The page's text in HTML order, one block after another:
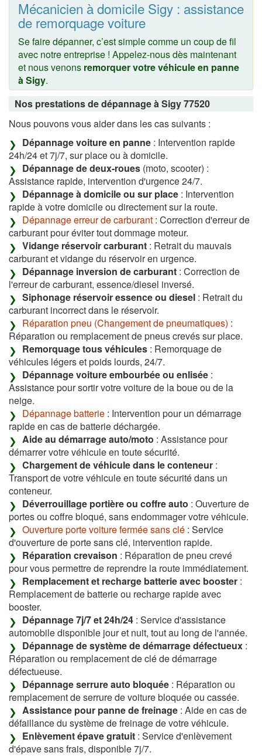
Mécanicien à domicile Sigy : assistance
de remorquage voiture
Se faire dépanner, c’est simple comme un coup de fil
avec notre entreprise ! Appelez-nous dès maintenant
et nous venons remorquer votre véhicule en panne
à Sigy.
Nos prestations de dépannage à Sigy 77520
Nous pouvons vous aider dans les cas suivants :
Dépannage voiture en panne : Intervention rapide
24h/24 et 7j/7, sur place ou à domicile.
Dépannage de deux-roues (moto, scooter) :
Assistance rapide, intervention d'urgence 24/7.
Dépannage à domicile ou sur place : Intervention
rapide à votre domicile ou directement sur la route.
Dépannage erreur de carburant : Correction d'erreur de
carburant pour éviter tout dommage moteur.
Vidange réservoir carburant : Retrait du mauvais
carburant et vidange du réservoir en urgence.
Dépannage inversion de carburant : Correction de
l'erreur de carburant, essence/diesel inversé.
Siphonage réservoir essence ou diesel : Retrait du
carburant incorrect dans le réservoir.
Réparation pneu (Changement de pneumatiques) :
Réparation ou remplacement de pneus crevés sur place.
Remorquage tous véhicules : Remorquage de
véhicules légers et poids lourds, 24/7.
Dépannage voiture embourbée ou enlisée :
Assistance pour sortir votre voiture de la boue ou de la
neige.
Dépannage batterie : Intervention pour un démarrage
rapide en cas de batterie déchargée.
Aide au démarrage auto/moto : Assistance pour
démarrer votre véhicule en toute sécurité.
Chargement de véhicule dans le conteneur :
Transport de votre véhicule en toute sécurité dans un
conteneur.
Déverrouillage portière ou coffre auto : Ouverture de
portes ou coffre bloqué, sans endommager votre véhicule.
Ouverture porte voiture fermée sans clé : Service
d'ouverture de porte sans clé, intervention rapide.
Réparation crevaison : Réparation de pneu crevé
pour vous permettre de reprendre la route immédiatement.
Remplacement et recharge batterie avec booster :
Remplacement de batterie ou recharge rapide avec
booster.
Dépannage 7j/7 et 24h/24 : Service d'assistance
automobile disponible jour et nuit, tout au long de l'année.
Dépannage de système de démarrage défectueux :
Réparation ou remplacement de clé de démarrage
défectueuse.
Dépannage serrure auto bloquée : Réparation ou
remplacement de serrure de voiture bloquée ou cassée.
Assistance pour panne de freinage : Aide en cas de
défaillance du système de freinage de votre véhicule.
Enlèvement épave gratuit : Service d'enlèvement
d'épave sans frais, disponible 7j/7.